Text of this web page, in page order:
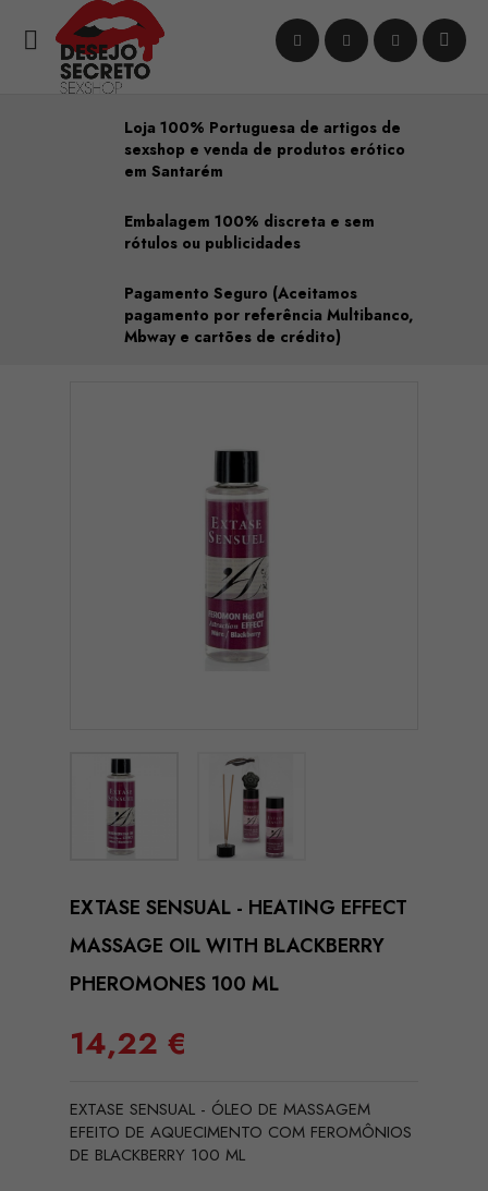

Loja 100% Portuguesa de artigos de
sexshop e venda de produtos erótico
em Santarém
Embalagem 100% discreta e sem
rótulos ou publicidades
Pagamento Seguro (Aceitamos
pagamento por referência Multibanco,
Mbway e cartões de crédito)
EXTASE SENSUAL - HEATING EFFECT
MASSAGE OIL WITH BLACKBERRY
PHEROMONES 100 ML
14,22 €
EXTASE SENSUAL - ÓLEO DE MASSAGEM
EFEITO DE AQUECIMENTO COM FEROMÔNIOS
DE BLACKBERRY 100 ML